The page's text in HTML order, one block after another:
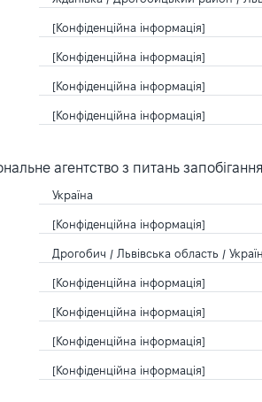
[Конфіденційна інформація]
[Конфіденційна інформація]
[Конфіденційна інформація]
[Конфіденційна інформація]
агентство з питань
Україна
[Конфіденційна інформація]
Дрогобич / Львівська область /
[Конфіденційна інформація]
[Конфіденційна інформація]
[Конфіденційна інформація]
[Конфіденційна інформація]